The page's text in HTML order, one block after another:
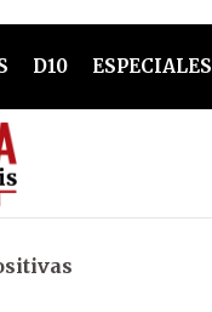
D10 ESPECIALES